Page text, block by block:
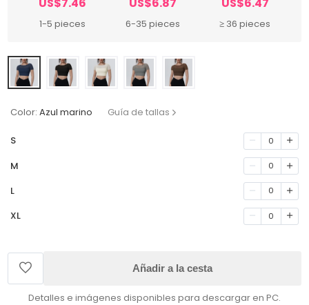
US$7.46
1-5 pieces
US$6.87
6-35 pieces
US$6.47
≥ 36 pieces
Color: Azul marino Guía de tallas
S 0
M 0
L 0
XL 0
Añadir a la cesta
Detalles e imágenes disponibles para descargar en PC.